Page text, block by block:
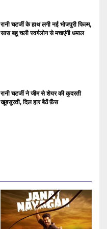
रानी चटर्जी के हाथ लगी नई भोजपुरी फिल्म,
सास बहू चली स्वर्गलोग से मचाएंगी धमाल
रानी चटर्जी ने जीम से शेयर की कुदरती
खूबसूरती, दिल हार बैठें फ़ैंस